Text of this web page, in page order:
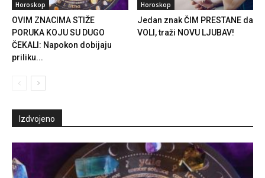
Horoskop
OVIM ZNACIMA STIŽE
PORUKA KOJU SU DUGO
ČEKALI: Napokon dobijaju
priliku...
Horoskop
Jedan znak ČIM PRESTANE da
VOLI, traži NOVU LJUBAV!
Izdvojeno